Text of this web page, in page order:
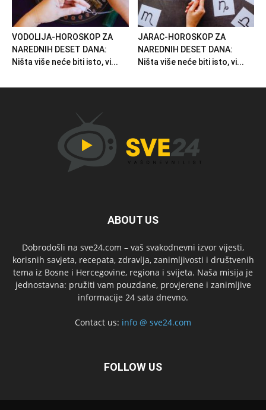
VODOLIJA-HOROSKOP ZA
NAREDNIH DESET DANA:
Ništa više neće biti isto, vi...
JARAC-HOROSKOP ZA
NAREDNIH DESET DANA:
Ništa više neće biti isto, vi...
ABOUT US
Dobrodošli na sve24.com – vaš svakodnevni izvor vijesti,
korisnih savjeta, recepata, zdravlja, zanimljivosti i društvenih
tema iz Bosne i Hercegovine, regiona i svijeta. Naša misija je
jednostavna: pružiti vam pouzdane, provjerene i zanimljive
informacije 24 sata dnevno.
Contact us: info @ sve24.com
FOLLOW US